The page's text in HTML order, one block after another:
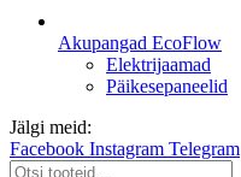
Akupangad EcoFlow
Elektrijaamad
Päikesepaneelid
Jälgi meid:
Facebook Instagram Telegram